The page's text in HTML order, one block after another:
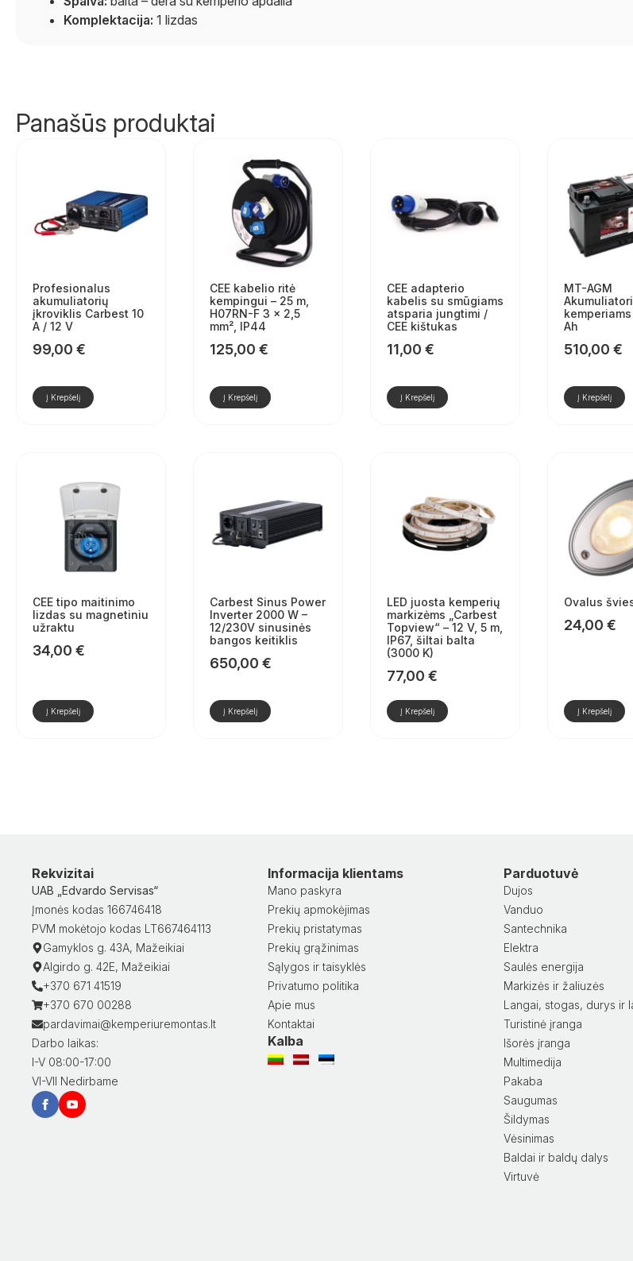
Komplektacija: 1 lizdas
Panašūs produktai
Profesionalus
akumuliatorių
įkroviklis Carbest 10
A / 12 V
99,00 €
Į Krepšelį
CEE kabelio ritė
kempingui – 25 m,
H07RN-F 3 x 2,5
mm², IP44
125,00 €
Į Krepšelį
CEE adapterio
kabelis su smūgiams
atsparia jungtimi /
CEE kištukas
11,00 €
Į Krepšelį
MT-AGM
kemperiams
Ah
510,00 €
Į Krepšelį
CEE tipo maitinimo
lizdas su magnetiniu
užraktu
34,00 €
Į Krepšelį
Carbest Sinus Power
Inverter 2000 W –
12/230V sinusinės
bangos keitiklis
650,00 €
Į Krepšelį
LED juosta kemperių
markizėms „Carbest
Topview“ – 12 V, 5 m,
IP67, šiltai balta
(3000 K)
77,00 €
Į Krepšelį
Ovalus
24,00 €
Į Krepšelį
Rekvizitai
UAB „Edvardo Servisas“
Įmonės kodas 166746418
PVM mokėtojo kodas LT667464113
Gamyklos g. 43A, Mažeikiai
Algirdo g. 42E, Mažeikiai
+370 671 41519
+370 670 00288
pardavimai@kemperiuremontas.lt
Darbo laikas:
I-V 08:00-17:00
VI-VII Nedirbame
Informacija klientams
Mano paskyra
Prekių apmokėjimas
Prekių pristatymas
Prekių grąžinimas
Sąlygos ir taisyklės
Privatumo politika
Apie mus
Kontaktai
Kalba
Parduotuvė
Dujos
Vanduo
Santechnika
Elektra
Saulės energija
Markizės ir žaliuzės
Langai, stogas, durys ir
Turistinė įranga
Išorės įranga
Multimedija
Pakaba
Saugumas
Šildymas
Vėsinimas
Baldai ir baldų dalys
Virtuvė